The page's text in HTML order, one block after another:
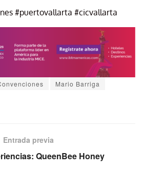
#puertovallarta #cicvallarta
Mario Barriga
Entrada previa
QueenBee Honey